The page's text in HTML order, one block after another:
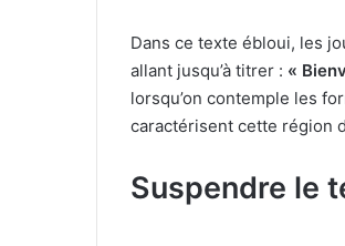
Dans ce texte ébloui, les
allant jusqu’à titrer : «
lorsqu’on contemple les
caractérisent cette région
Suspendre le